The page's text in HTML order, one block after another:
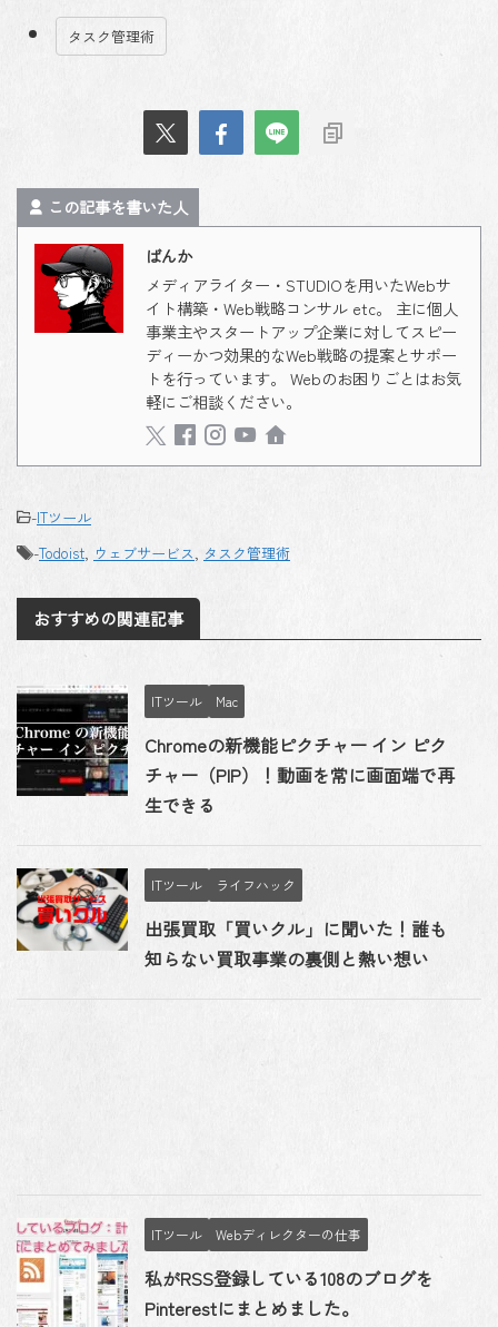
タスク管理術
この記事を書いた人
ばんか
メディアライター・STUDIOを用いたWebサ
イト構築・Web戦略コンサル etc。 主に個人
事業主やスタートアップ企業に対してスピー
ディーかつ効果的なWeb戦略の提案とサポー
トを行っています。 Webのお困りごとはお気
軽にご相談ください。
-ITツール
-Todoist ウェブサービス タスク管理術
おすすめの関連記事
ITツール Mac
Chromeの新機能ピクチャー イン ピク
チャー（PIP）！動画を常に画面端で再
生できる
ITツール ライフハック
出張買取「買いクル」に聞いた！誰も
知らない買取事業の裏側と熱い想い
ITツール Webディレクターの仕事
私がRSS登録している108のブログを
Pinterestにまとめました。